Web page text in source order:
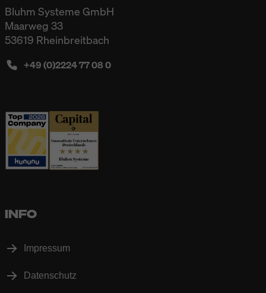
Bluhm Systeme GmbH
Maarweg 33
53619 Rheinbreitbach
+49 (0)2224 77 08 0
INFO
Impressum
Datenschutz